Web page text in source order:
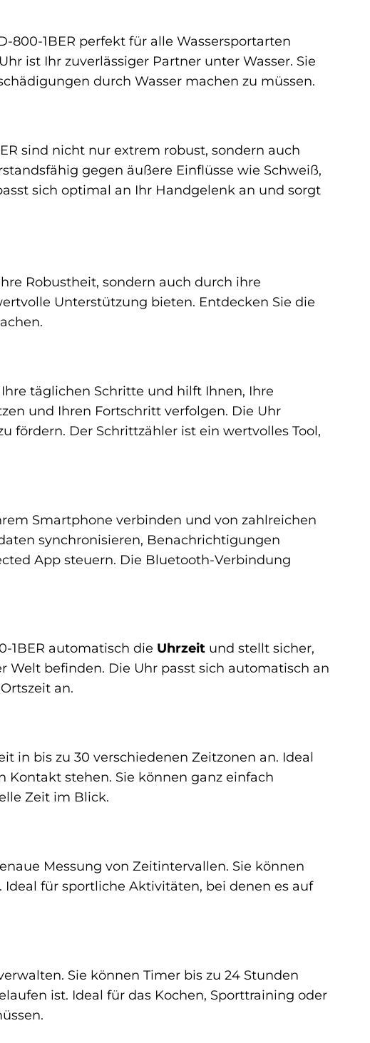
800-1BER perfekt für alle Wassersportarten
ist Ihr zuverlässiger Partner unter Wasser. Sie
durch Wasser machen zu müssen.
sind nicht nur extrem robust, sondern auch
gegen äußere Einflüsse wie Schweiß,
sich optimal an Ihr Handgelenk an und sorgt
Robustheit, sondern auch durch ihre
Unterstützung bieten. Entdecken Sie die
täglichen Schritte und hilft Ihnen, Ihre
und Ihren Fortschritt verfolgen. Die Uhr
fördern. Der Schrittzähler ist ein wertvolles Tool,
Smartphone verbinden und von zahlreichen
synchronisieren, Benachrichtigungen
App steuern. Die Bluetooth-Verbindung
1BER automatisch die Uhrzeitund stellt sicher,
Welt befinden. Die Uhr passt sich automatisch an
an.
in bis zu 30 verschiedenen Zeitzonen an. Ideal
stehen. Sie können ganz einfach
Zeit im Blick.
Messung von Zeitintervallen. Sie können
für sportliche Aktivitäten, bei denen es auf
Sie können Timer bis zu 24 Stunden
ist. Ideal für das Kochen, Sporttraining oder